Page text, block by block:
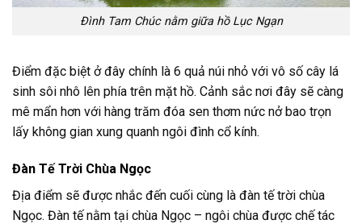
Đình Tam Chúc nằm giữa hồ Lục Ngạn
Điểm đặc biệt ở đây chính là 6 quả núi nhỏ với vô số cây lá
sinh sôi nhô lên phía trên mặt hồ. Cảnh sắc nơi đây sẽ càng
mê mẩn hơn với hàng trăm đóa sen thơm nức nở bao trọn
lấy không gian xung quanh ngôi đình cổ kính.
Đàn Tế Trời Chùa Ngọc
Địa điểm sẽ được nhắc đến cuối cùng là đàn tế trời chùa
Ngọc. Đàn tế nằm tại chùa Ngọc – ngôi chùa được chế tác